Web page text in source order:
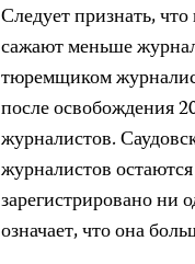
Следует признать,
сажают меньше
тюремщиком
после освобождения
журналистов.
журналистов
зарегистрировано ни
означает, что она